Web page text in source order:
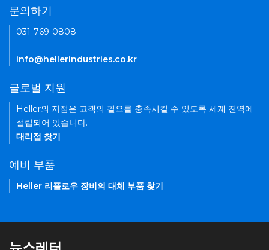
문의하기
031-769-0808
info@hellerindustries.co.kr
글로벌 지원
Heller의 지점은 고객의 필요를 충족시킬 수 있도록 세계 전역에
설립되어 있습니다.
대리점 찾기
예비 부품
Heller 리플로우 장비의 대체 부품 찾기